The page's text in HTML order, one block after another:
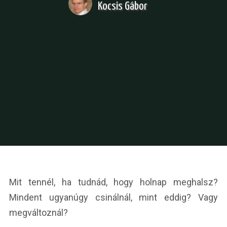
Kocsis Gábor
Mit tennél, ha tudnád, hogy holnap meghalsz?
Mindent ugyanúgy csinálnál, mint eddig? Vagy
megváltoznál?